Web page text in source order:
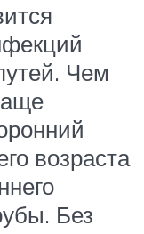
Чем
возраста
Без